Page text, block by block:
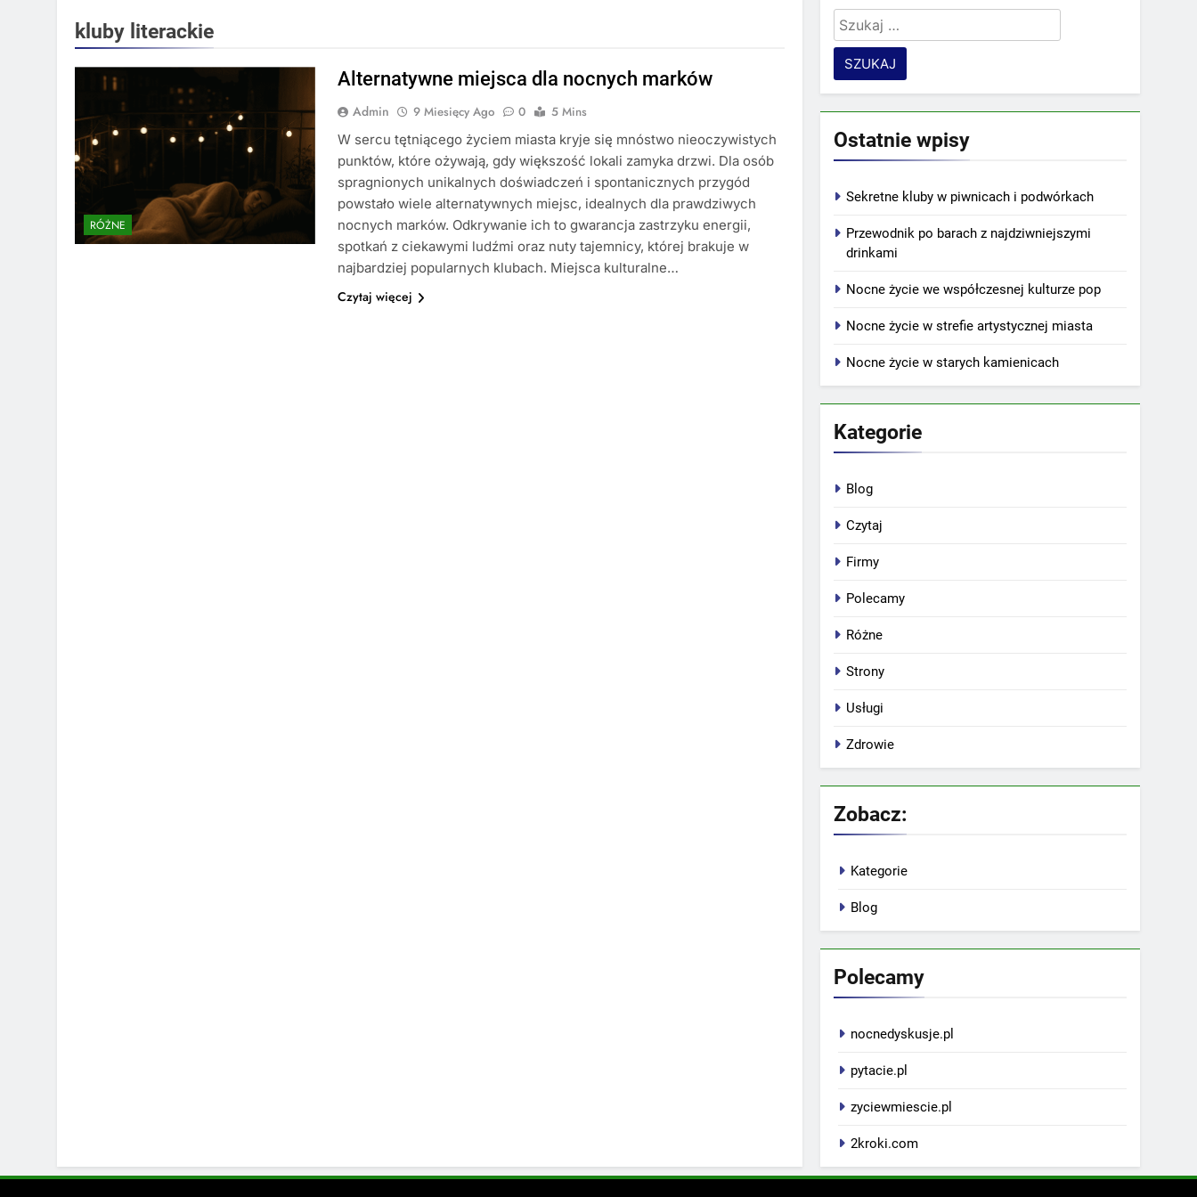
kluby literackie
RÓŻNE
Alternatywne miejsca dla nocnych marków
Admin 9 Miesięcy Ago 0
5 Mins
W sercu tętniącego życiem miasta kryje się mnóstwo nieoczywistych
punktów, które ożywają, gdy większość lokali zamyka drzwi. Dla osób
spragnionych unikalnych doświadczeń i spontanicznych przygód
powstało wiele alternatywnych miejsc, idealnych dla prawdziwych
nocnych marków. Odkrywanie ich to gwarancja zastrzyku energii,
spotkań z ciekawymi ludźmi oraz nuty tajemnicy, której brakuje w
najbardziej popularnych klubach. Miejsca kulturalne…
Czytaj więcej
Szukaj:
Ostatnie wpisy
Sekretne kluby w piwnicach i podwórkach
Przewodnik po barach z najdziwniejszymi
drinkami
Nocne życie we współczesnej kulturze pop
Nocne życie w strefie artystycznej miasta
Nocne życie w starych kamienicach
Kategorie
Blog
Czytaj
Firmy
Polecamy
Różne
Strony
Usługi
Zdrowie
Zobacz:
Kategorie
Blog
Polecamy
nocnedyskusje.pl
pytacie.pl
zyciewmiescie.pl
2kroki.com